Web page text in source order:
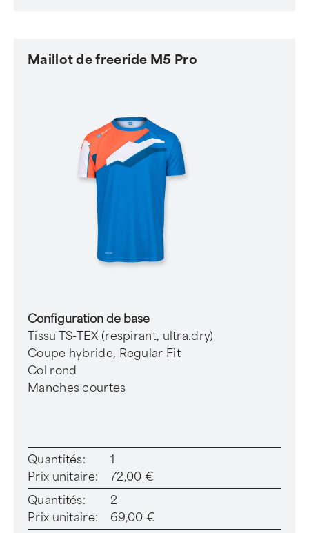
Maillot de freeride M5 Pro
Configuration de base
Tissu TS-TEX (respirant, ultra.dry)
Coupe hybride, Regular Fit
Col rond
Manches courtes
Quantités:
1
Prix unitaire:
72,00 €
Quantités:
2
Prix unitaire:
69,00 €